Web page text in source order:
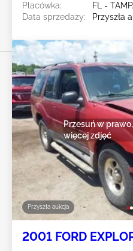
Placówka:
FL -
Data sprzedaży:
Przyszła
Przyszła aukcja
Przesuń w
więcej zdjęć
2001 FORD